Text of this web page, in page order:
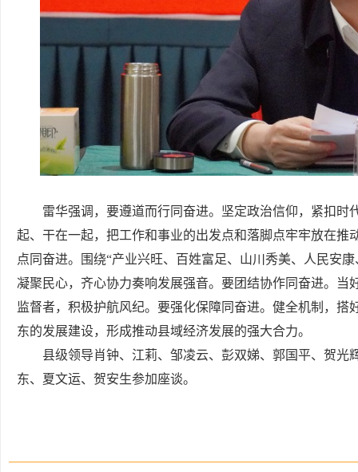
雷华强调，要遵道而行同奋进。坚定政治信仰，紧扣
起、干在一起，把工作和事业的出发点和落脚点牢牢放在
点同奋进。围绕“产业兴旺、百姓富足、山川秀美、人民安
凝聚民心，齐心协力奏响发展强音。要团结协作同奋进。
监督者，积极护航风纪。要强化保障同奋进。健全机制，
东的发展建设，形成推动县域经济发展的强大合力。
县级领导肖钟、江莉、邹凌云、彭双娣、郭国平、贺
东、夏文运、贺安生参加座谈。